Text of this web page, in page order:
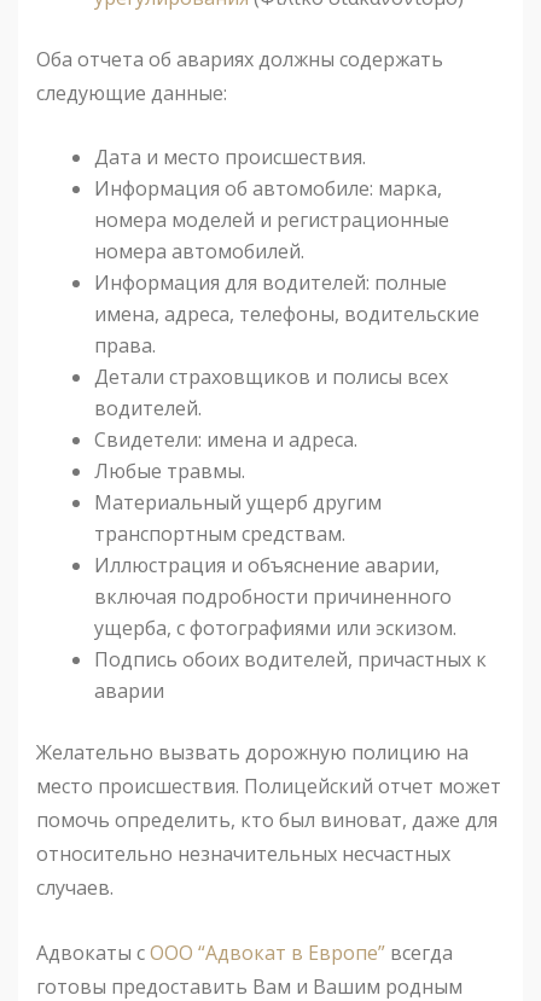
Оба отчета об авариях должны содержать
следующие данные:
Дата и место происшествия.
Информация об автомобиле: марка,
номера моделей и регистрационные
номера автомобилей.
Информация для водителей: полные
имена, адреса, телефоны, водительские
права.
Детали страховщиков и полисы всех
водителей.
Свидетели: имена и адреса.
Любые травмы.
Материальный ущерб другим
транспортным средствам.
Иллюстрация и объяснение аварии,
включая подробности причиненного
ущерба, с фотографиями или эскизом.
Подпись обоих водителей, причастных к
аварии
Желательно вызвать дорожную полицию на
место происшествия. Полицейский отчет может
помочь определить, кто был виноват, даже для
относительно незначительных несчастных
случаев.
Адвокаты сООО “Адвокат в Европе” всегда
готовы предоставить Вам и Вашим родным